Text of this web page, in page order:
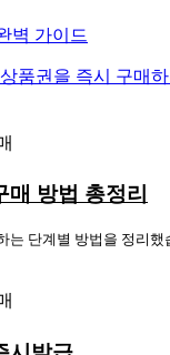
벽 가이드
품권을 즉시 구매
방법 총정리
는 단계별 방법을 정리했